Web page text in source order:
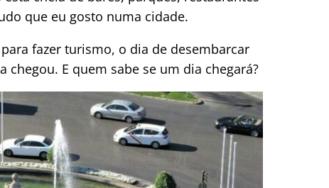
que eu gosto numa cidade.
fazer turismo, o dia de desembarcar
E quem sabe se um dia chegará?